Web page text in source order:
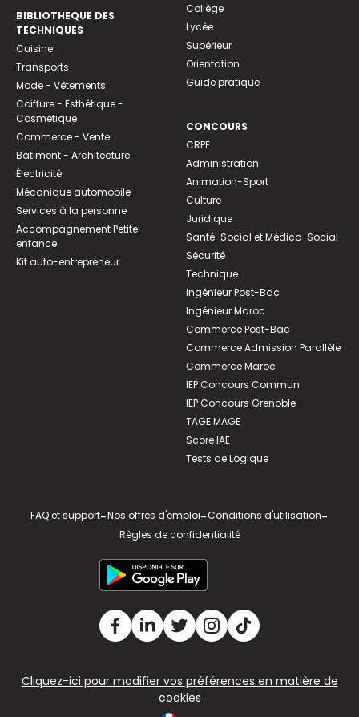
BIBLIOTHEQUE DES
TECHNIQUES
Cuisine
Transports
Mode - Vêtements
Coiffure - Esthétique -
Cosmétique
Commerce - Vente
Bâtiment - Architecture
Électricité
Mécanique automobile
Services à la personne
Accompagnement Petite
enfance
Kit auto-entrepreneur
Collège
Lycée
Supérieur
Orientation
Guide pratique
CONCOURS
CRPE
Administration
Animation-Sport
Culture
Juridique
Santé-Social et Médico-Social
Sécurité
Technique
Ingénieur Post-Bac
Ingénieur Maroc
Commerce Post-Bac
Commerce Admission Parallèle
Commerce Maroc
IEP Concours Commun
IEP Concours Grenoble
TAGE MAGE
Score IAE
Tests de Logique
FAQ et support-Nos offres d'emploi-Conditions d'utilisation-
Règles de confidentialité
Cliquez-ici pour modifier vos préférences en matière de
cookies